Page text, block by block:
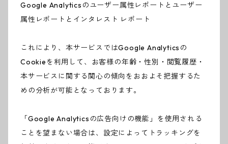
Google Analyticsのユーザー属性レポートとユーザー
属性レポートとインタレスト レポート
これにより、本サービスではGoogle Analyticsの
Cookieを利用して、お客様の年齢・性別・閲覧履歴・
本サービスに関する関心の傾向をおおよそ把握するた
めの分析が可能となっております。
「Google Analyticsの広告向けの機能」を使用される
ことを望まない場合は、設定によってトラッキングを